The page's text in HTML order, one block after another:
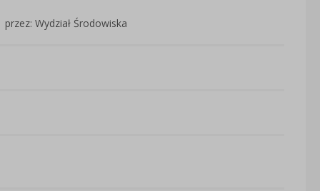
przez: Wydział Środowiska